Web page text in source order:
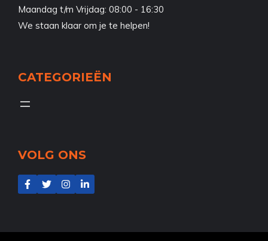
Maandag t/m Vrijdag: 08:00 - 16:30
We staan klaar om je te helpen!
CATEGORIEËN
VOLG ONS